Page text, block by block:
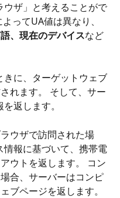
ザ」と考えることがで
ってUA値は異なり、
、現在のデバイスなど
に、ターゲットウェブ
れます。 そして、サー
返します。
ウザで訪問された場
報に基づいて、携帯電
ウトを返します。 コン
合、サーバーはコンピ
ブページを返します。